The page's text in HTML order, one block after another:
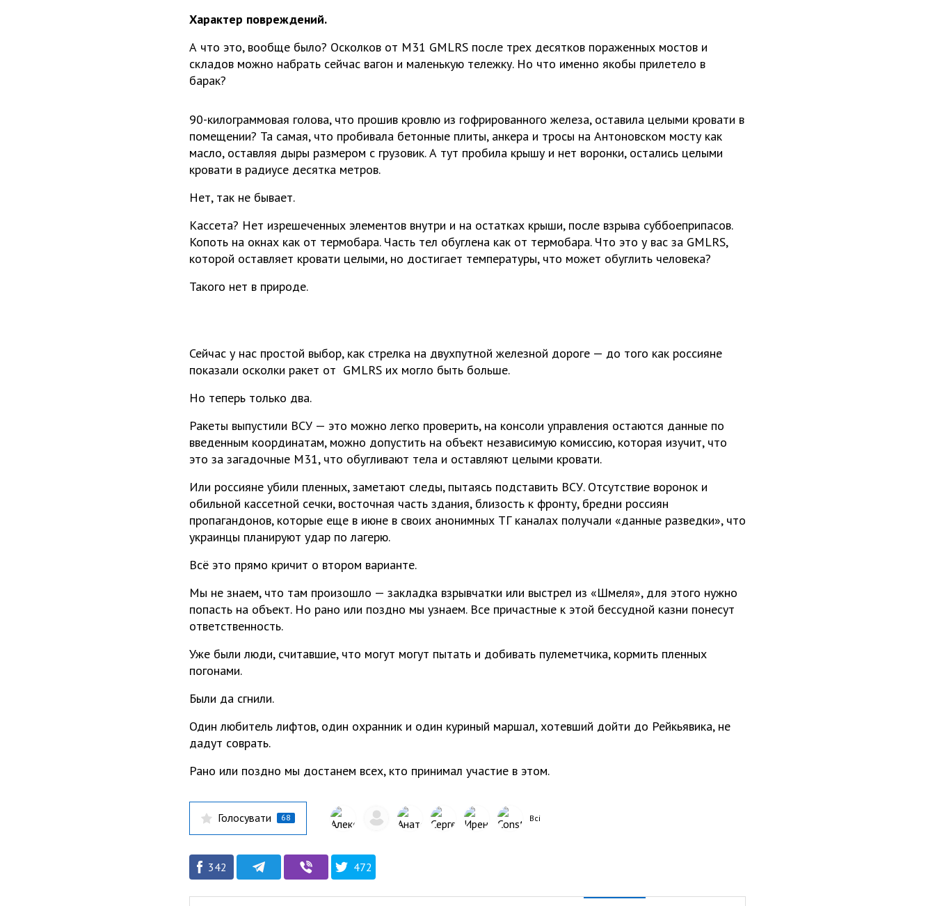
Характер повреждений.
А что это, вообще было? Осколков от М31 GMLRS после трех десятков пораженных мостов и
складов можно набрать сейчас вагон и маленькую тележку. Но что именно якобы прилетело в
барак?
90-килограммовая голова, что прошив кровлю из гофрированного железа, оставила целыми кровати в
помещении? Та самая, что пробивала бетонные плиты, анкера и тросы на Антоновском мосту как
масло, оставляя дыры размером с грузовик. А тут пробила крышу и нет воронки, остались целыми
кровати в радиусе десятка метров.
Нет, так не бывает.
Кассета? Нет изрешеченных элементов внутри и на остатках крыши, после взрыва суббоеприпасов.
Копоть на окнах как от термобара. Часть тел обуглена как от термобара. Что это у вас за GMLRS,
которой оставляет кровати целыми, но достигает температуры, что может обуглить человека?
Такого нет в природе.
Сейчас у нас простой выбор, как стрелка на двухпутной железной дороге — до того как россияне
показали осколки ракет от GMLRS их могло быть больше.
Но теперь только два.
Ракеты выпустили ВСУ — это можно легко проверить, на консоли управления остаются данные по
введенным координатам, можно допустить на объект независимую комиссию, которая изучит, что
это за загадочные М31, что обугливают тела и оставляют целыми кровати.
Или россияне убили пленных, заметают следы, пытаясь подставить ВСУ. Отсутствие воронок и
обильной кассетной сечки, восточная часть здания, близость к фронту, бредни россиян
пропагандонов, которые еще в июне в своих анонимных ТГ каналах получали «данные разведки», что
украинцы планируют удар по лагерю.
Всё это прямо кричит о втором варианте.
Мы не знаем, что там произошло — закладка взрывчатки или выстрел из «Шмеля», для этого нужно
попасть на объект. Но рано или поздно мы узнаем. Все причастные к этой бессудной казни понесут
ответственность.
Уже были люди, считавшие, что могут могут пытать и добивать пулеметчика, кормить пленных
погонами.
Были да сгнили.
Один любитель лифтов, один охранник и один куриный маршал, хотевший дойти до Рейкьявика, не
дадут соврать.
Рано или поздно мы достанем всех, кто принимал участие в этом.
Голосувати 68 Всі
342 472